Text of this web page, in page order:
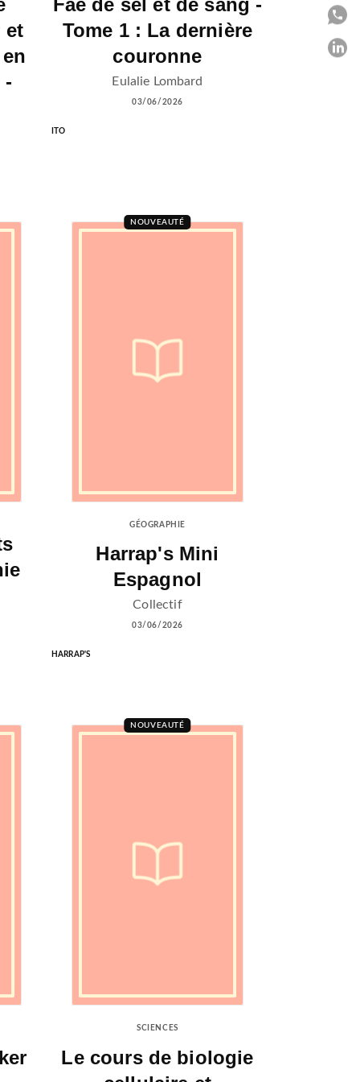
et
-
Fae de sel et de sang -
Tome 1 : La dernière
couronne
Eulalie Lombard
03/06/2026
ITO
NOUVEAUTÉ
GÉOGRAPHIE
Harrap's Mini
Espagnol
Collectif
03/06/2026
HARRAP'S
NOUVEAUTÉ
SCIENCES
Le cours de biologie